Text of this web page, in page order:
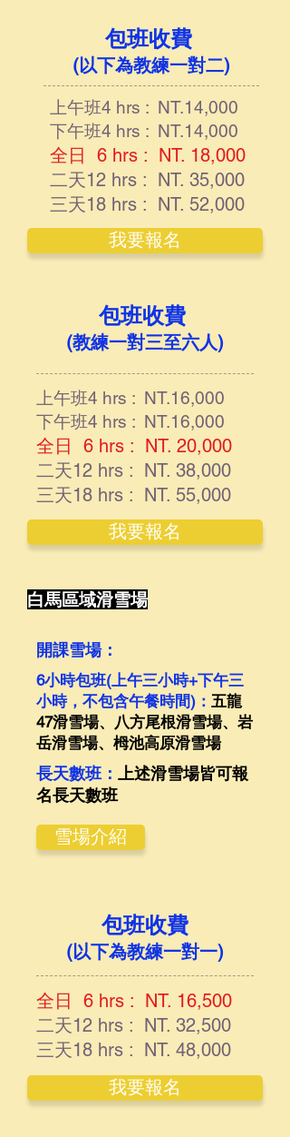
包班收費
(以下為教練一對二)
上午班4 hrs : NT.14,000
下午班4 hrs : NT.14,000
全日 6 hrs : NT. 18,000
二天12 hrs : NT. 35,000
三天18 hrs : NT. 52,000
我要報名
包班收費
(教練一對三至六人)
上午班4 hrs : NT.16,000
下午班4 hrs : NT.16,000
全日 6 hrs : NT. 20,000
二天12 hrs : NT. 38,000
三天18 hrs : NT. 55,000
我要報名
白馬區域滑雪場
開課雪場：
6小時包班(上午三小時+下午三
小時，不包含午餐時間)： 五龍
47滑雪場、八方尾根滑雪場、岩
岳滑雪場、 栂池高原滑雪場
長天數班：
上述滑雪場皆可報
名長天數班
雪場介紹
包班收費
(以下為教練一對一)
全日 6 hrs : NT. 16,500
二天12 hrs : NT. 32,500
三天18 hrs : NT. 48,000
我要報名